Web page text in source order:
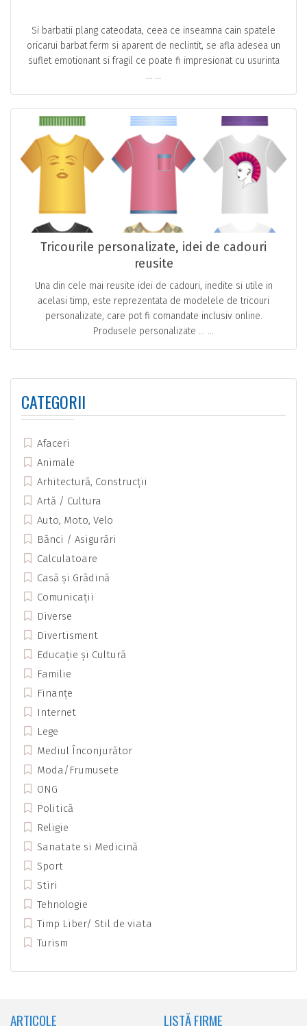
Si barbatii plang cateodata, ceea ce inseamna cain spatele
oricarui barbat ferm si aparent de neclintit, se afla adesea un
suflet emotionant si fragil ce poate fi impresionat cu usurinta
… ...
Tricourile personalizate, idei de cadouri
reusite
Una din cele mai reusite idei de cadouri, inedite si utile in
acelasi timp, este reprezentata de modelele de tricouri
personalizate, care pot fi comandate inclusiv online.
Produsele personalizate … ...
CATEGORII
Afaceri
Animale
Arhitectură, Construcții
Artă / Cultura
Auto, Moto, Velo
Bănci / Asigurări
Calculatoare
Casă și Grădină
Comunicații
Diverse
Divertisment
Educație și Cultură
Familie
Finanțe
Internet
Lege
Mediul Înconjurător
Moda/Frumusete
ONG
Politică
Religie
Sanatate si Medicină
Sport
Stiri
Tehnologie
Timp Liber/ Stil de viata
Turism
ARTICOLE LISTĂ FIRME